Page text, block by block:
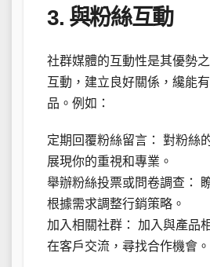
3. 與粉絲互動
社群媒體的互動性是其優勢
互動，建立良好關係，纔能
品。例如：
定期回覆粉絲留言： 對粉絲
展現你的重視和專業。
舉辦粉絲投票或問卷調查：
根據需求調整行銷策略。
加入相關社群： 加入與產品
在客戶交流，尋找合作機會。